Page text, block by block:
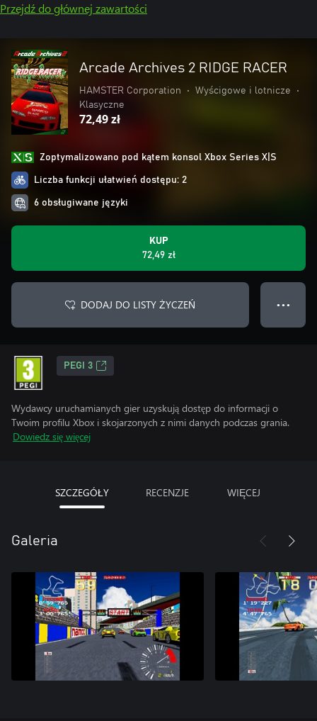
Przejdź do głównej zawartości
Arcade Archives 2 RIDGE RACER
HAMSTER Corporation • Wyścigowe i lotnicze
•
Klasyczne
72,49 zł
Zoptymalizowano pod kątem konsol Xbox Series X|S
Liczba funkcji ułatwień dostępu: 2
6 obsługiwane języki
KUP
72,49 zł
DODAJ DO LISTY ŻYCZEŃ ● ● ●
PEGI 3
Wydawcy uruchamianych gier uzyskują dostęp do informacji o
Twoim profilu Xbox i skojarzonych z nimi danych podczas grania.
Dowiedz się więcej
SZCZEGÓŁY RECENZJE WIĘCEJ
Galeria